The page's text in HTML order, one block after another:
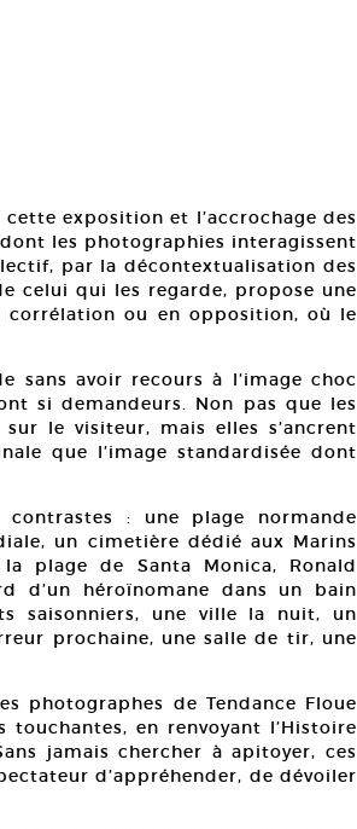
exposition et l’accrochage des
les photographies interagissent
par la décontextualisation des
celui qui les regarde, propose une
ou en opposition, où le
sans avoir recours à l’image choc
si demandeurs. Non pas que les
le visiteur, mais elles s’ancrent
que l’image standardisée dont
contrastes : une plage normande
un cimetière dédié aux Marins
plage de Santa Monica, Ronald
d’un héroïnomane dans un bain
saisonniers, une ville la nuit, un
prochaine, une salle de tir, une
photographes de Tendance Floue
en renvoyant l’Histoire
jamais chercher à apitoyer, ces
d’appréhender, de dévoiler